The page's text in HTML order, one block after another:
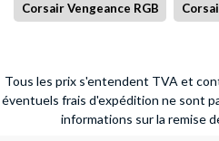
Corsair Vengeance RGB
Tous les prix s'entendent TVA et
éventuels frais d'expédition ne sont
informations sur la remise